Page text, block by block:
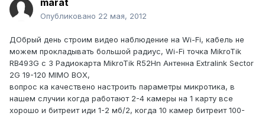
marat
Опубликовано 22 мая, 2012
ДОбрый день строим видео наблюдение на Wi-Fi, кабель не
можем прокладывать большой радиус, Wi-Fi точка MikroTik
RB493G с 3 Радиокарта MikroTik R52Hn Антенна Extralink Sector
2G 19-120 MIMO BOX,
вопрос ка качествено настроить параметры микротика, в
нашем случии когда работают 2-4 камеры на 1 карту все
хорошо и битреит иди 1-2 мб/2, когда 10 камер битреит 100-